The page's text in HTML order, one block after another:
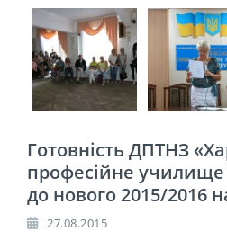
Готовність ДПТНЗ
професійне училище
до нового 2015/2016
27.08.2015